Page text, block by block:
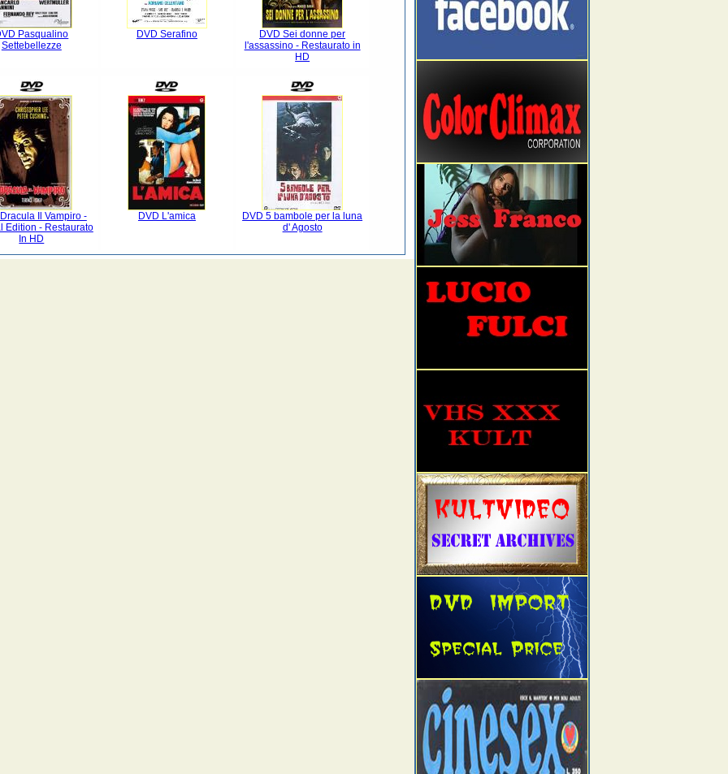
Pasqualino
Settebellezze
DVD Serafino
DVD Sei donne per
l'assassino - Restaurato in
HD
Il Vampiro -
Edition - Restaurato
In HD
DVD L'amica
DVD 5 bambole per la luna
d' Agosto